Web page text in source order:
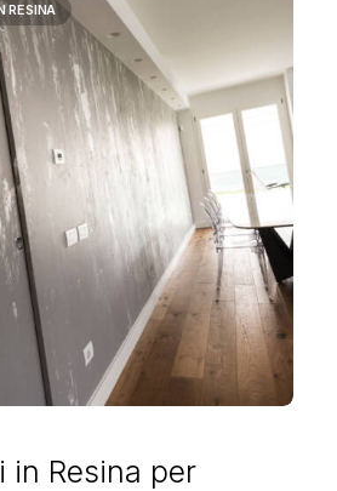
RESINA
in Resina per